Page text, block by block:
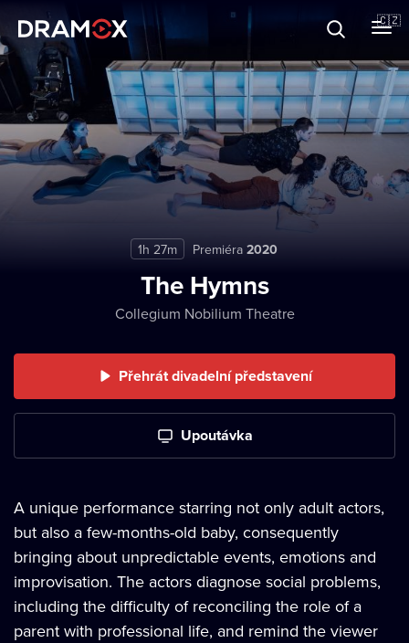
🇨🇿
Dárkové poukazy
Registrujte se
1h 27m Premiéra 2020
The Hymns
Collegium Nobilium Theatre
Přehrát divadelní představení
Upoutávka
A unique performance starring not only adult actors,
but also a few-months-old baby, consequently
bringing about unpredictable events, emotions and
improvisation. The actors diagnose social problems,
including the difficulty of reconciling the role of a
parent with professional life, and remind the viewer